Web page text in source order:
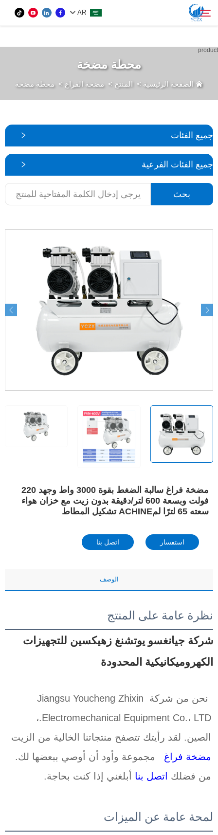
var images = document.getElementsByTagName('img'); for (var i = 0; i <
images.length; i++) { if (!images[i].getAttribute('alt')) { images[i].setAttribute('alt', ''); } }
AR
من نحن
اتصل بنا
محطة مضخة
الصفحة الرئيسية > المنتج >مضخة الفراغ >محطة مضخة
جميع الفئات
جميع الفئات الفرعية
بحث
مضخة فراغ سالبة الضغط بقوة 3000 واط وجهد 220
فولت وبسعة 600 لتر/دقيقة بدون زيت مع خزان هواء
سعته 65 لترًا لمACHINE تشكيل المطاط
استفسار اتصل بنا
الوصف
نظرة عامة على المنتج
الكهروميكانيكية المحدودة
نحن من شركة Jiangsu Youcheng Zhixin
الصين. لقد رأيتك تتصفح منتجاتنا الخالية من الزيت
مضخة فراغ
من فضلك اتصل بنا أبلغني إذا كنت بحاجة.
لمحة عامة عن الميزات